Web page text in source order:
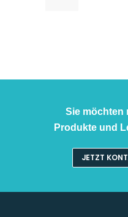
Sie möchten
Produkte und
JETZT